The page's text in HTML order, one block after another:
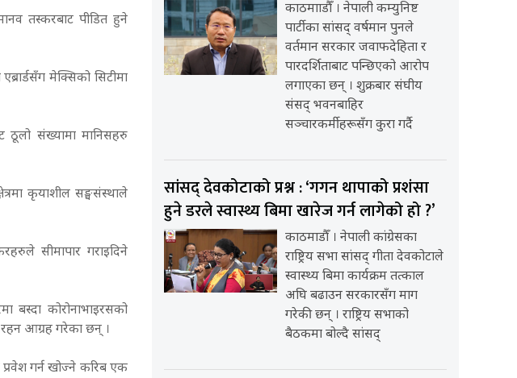
तस्करबाट पीडित हुने
मेक्सिको सिटीमा
ठूलो संख्यामा मानिसहरु
कृयाशील सङ्घसंस्थाले
सीमापार गराइदिने
बस्दा कोरोनाभाइरसको
रहन आग्रह गरेका छन् ।
गर्न खोज्ने करिब एक
काठमााडौँ । नेपाली कम्युनिष्ट
पार्टीका सांसद् वर्षमान पुनले
वर्तमान सरकार जवाफदेहिता र
पारदर्शिताबाट पन्छिएको आरोप
लगाएका छन् । शुक्रबार संघीय
संसद् भवनबाहिर
सञ्चारकर्मीहरूसँग कुरा गर्दै
सांसद् देवकोटाको प्रश्न : ‘गगन थापाको प्रशंसा
हुने डरले स्वास्थ्य बिमा खारेज गर्न लागेको हो ?’
काठमाडौँ । नेपाली कांग्रेसका
राष्ट्रिय सभा सांसद् गीता देवकोटाले
स्वास्थ्य बिमा कार्यक्रम तत्काल
अघि बढाउन सरकारसँग माग
गरेकी छन् । राष्ट्रिय सभाको
बैठकमा बोल्दै सांसद्